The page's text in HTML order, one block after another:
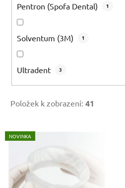
Pentron (Spofa Dental) 1
Solventum (3M) 1
Ultradent 3
Položek k zobrazení: 41
V
ý
NOVINKA